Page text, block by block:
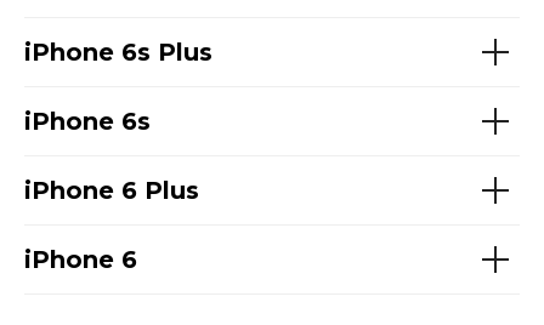
iPhone 6s Plus
iPhone 6s
iPhone 6 Plus
iPhone 6